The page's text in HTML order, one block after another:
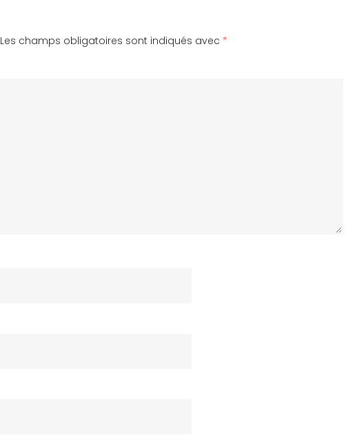
Les champs obligatoires sont indiqués avec *